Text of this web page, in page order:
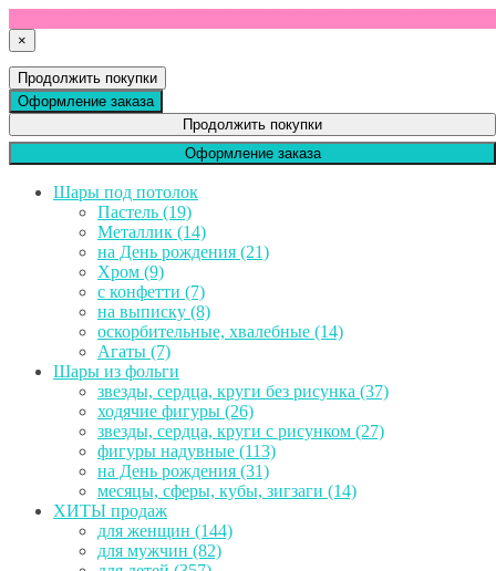
×
Продолжить покупки
Оформление заказа
Продолжить покупки
Оформление заказа
Шары под потолок
Пастель (19)
Металлик (14)
на День рождения (21)
Хром (9)
с конфетти (7)
на выписку (8)
оскорбительные, хвалебные (14)
Агаты (7)
Шары из фольги
звезды, сердца, круги без рисунка (37)
ходячие фигуры (26)
звезды, сердца, круги с рисунком (27)
фигуры надувные (113)
на День рождения (31)
месяцы, сферы, кубы, зигзаги (14)
ХИТЫ продаж
для женщин (144)
для мужчин (82)